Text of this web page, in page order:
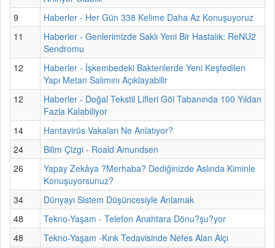
9
Haberler - Her Gün 338 Kelime Daha Az Konuşuyoruz
11
Haberler - Genlerimizde Saklı Yeni Bir Hastalık: ReNU2
Sendromu
12
Haberler - İşkembedeki Bakterilerde Yeni Keşfedilen
Yapı Metan Salımını Açıklayabilir
12
Haberler - Doğal Tekstil Lifleri Göl Tabanında 100 Yıldan
Fazla Kalabiliyor
14
Hantavirüs Vakaları Ne Anlatıyor?
24
Bilim Çizgi - Roald Amundsen
26
Yapay Zekâya ?Merhaba? Dediğinizde Aslında Kiminle
Konuşuyorsunuz?
34
Dünyayı Sistem Düşüncesiyle Anlamak
48
Tekno-Yaşam - Telefon Anahtara Dönu?şu?yor
48
Tekno-Yaşam -Kırık Tedavisinde Nefes Alan Alçı